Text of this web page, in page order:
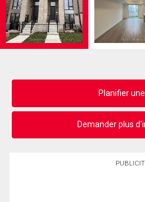
Planifier
Demander plus